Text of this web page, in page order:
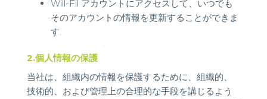
Will-Fil アカウントにアクセスして、いつでも
そのアカウントの情報を更新することができま
す.
2.個人情報の保護
当社は、組織内の情報を保護するために、組織的、
技術的、および管理上の合理的な手段を講じるよう